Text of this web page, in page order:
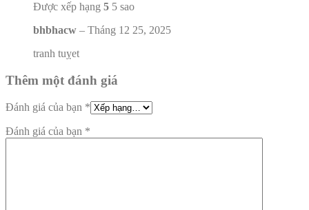
Được xếp hạng 5 5 sao
bhbhacw – Tháng 12 25, 2025
tranh tuỵet
Thêm một đánh giá
Đánh giá của bạn *
Đánh giá của bạn *